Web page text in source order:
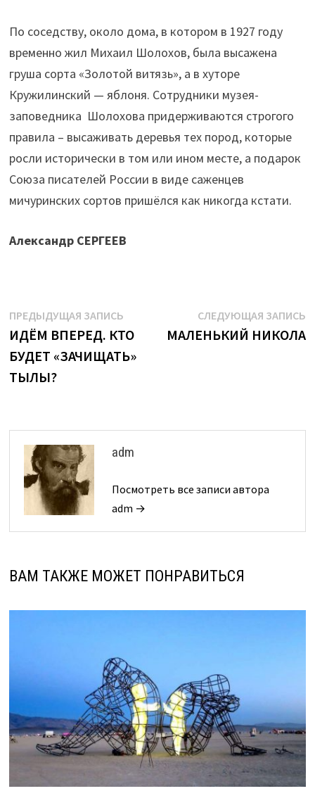
По соседству, около дома, в котором в 1927 году
временно жил Михаил Шолохов, была высажена
груша сорта «Золотой витязь», а в хуторе
Кружилинский — яблоня. Сотрудники музея-
заповедника Шолохова придерживаются строгого
правила – высаживать деревья тех пород, которые
росли исторически в том или ином месте, а подарок
Союза писателей России в виде саженцев
мичуринских сортов пришёлся как никогда кстати.
Александр СЕРГЕЕВ
Навигация
по
записям
ПРЕДЫДУЩАЯ ЗАПИСЬПредыдущая
запись:
ИДЁМ ВПЕРЕД. КТО
БУДЕТ «ЗАЧИЩАТЬ»
ТЫЛЫ?
СЛЕДУЮЩАЯ ЗАПИСЬ
МАЛЕНЬКИЙ НИКОЛА
adm
Посмотреть все записи автора
adm →
ВАМ ТАКЖЕ МОЖЕТ ПОНРАВИТЬСЯ